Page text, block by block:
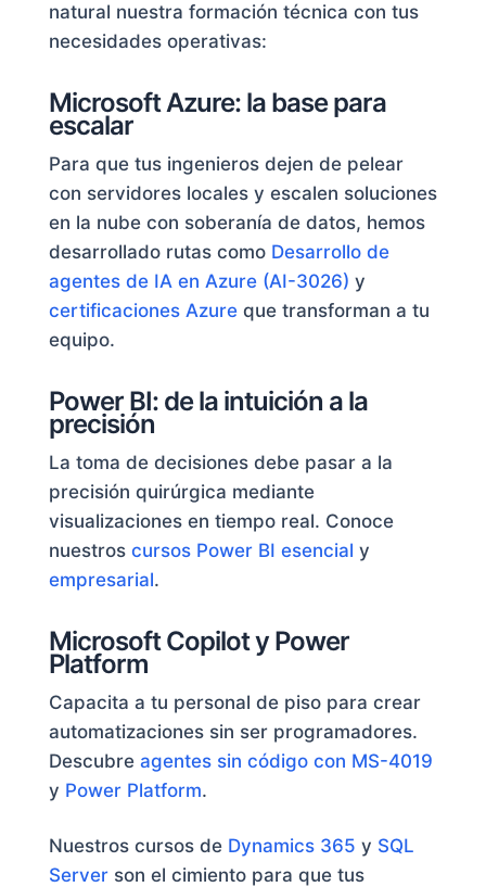
natural nuestra formación técnica con tus
necesidades operativas:
Microsoft Azure: la base para
escalar
Para que tus ingenieros dejen de pelear
con servidores locales y escalen soluciones
en la nube con soberanía de datos, hemos
desarrollado rutas como Desarrollo de
agentes de IA en Azure (AI-3026) y
certificaciones Azureque transforman a tu
equipo.
Power BI: de la intuición a la
precisión
La toma de decisiones debe pasar a la
precisión quirúrgica mediante
visualizaciones en tiempo real. Conoce
nuestros cursos Power BI esencial y
empresarial.
Microsoft Copilot y Power
Platform
Capacita a tu personal de piso para crear
automatizaciones sin ser programadores.
Descubre agentes sin código con MS-4019
y Power Platform.
Nuestros cursos de Dynamics 365 y SQL
Serverson el cimiento para que tus